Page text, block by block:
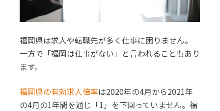
福岡県は求人や転職先が多く仕事に困りません。
一方で「福岡は仕事がない」と言われることもあり
ます。
福岡県の有効求人倍率は2020年の4月から2021年
の4月の1年間を通じ「1」を下回っていません。福